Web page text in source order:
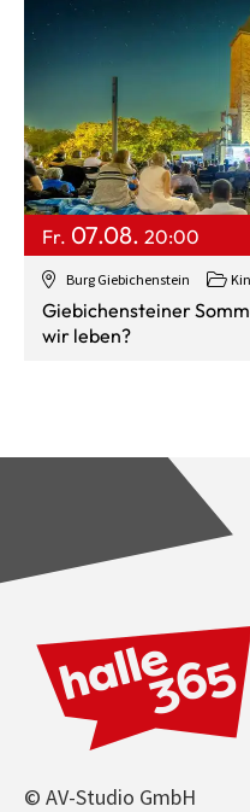
Burg Giebichenstein
Fr. 07.08. 20:00
Giebichensteiner
wir leben?
© AV-Studio GmbH